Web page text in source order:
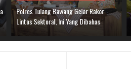
Polres Tulang Bawang Gelar Rakor
Lintas Sektoral, Ini Yang Dibahas